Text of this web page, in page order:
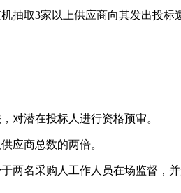
取3家以上供应商向其发出投标
潜在投标人进行资格预审。
应商总数的两倍。
名采购人工作人员在场监督，